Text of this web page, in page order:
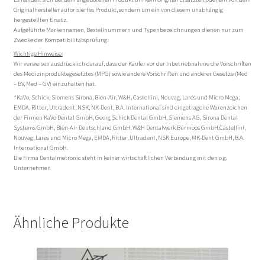
Originalhersteller autorisiertes Produkt, sondern um ein von diesem unabhängig
hergestellten Ersatz.
Aufgeführte Markennamen, Bestellnummern und Typenbezeichnungen dienen nur zum
Zwecke der Kompatibilitätsprüfung.
Wichtige Hinweise:
Wir verweisen ausdrücklich darauf, dass der Käufer vor der Inbetriebnahme die Vorschriften
des Medizinproduktegesetztes (MPG) sowie andere Vorschriften und anderer Gesetze (Med
– BV, Med – GV) einzuhalten hat.
*KaVo, Schick, Siemens Sirona, Bien-Air, W&H, Castellini, Nouvag, Lares und Micro Mega,
EMDA, Ritter, Ultradent, NSK, NK-Dent, B.A. International sind eingetragene Warenzeichen
der Firmen KaVo Dental GmbH, Georg Schick Dental GmbH, Siemens AG, Sirona Dental
Systems GmbH, Bien-Air Deutschland GmbH, W&H Dentalwerk Bürmoos GmbH.Castellini,
Nouvag, Lares und Micro Mega, EMDA, Ritter, Ultradent, NSK Europe, MK-Dent GmbH, B.A.
International GmbH.
Die Firma Dentalmetronic steht in keiner wirtschaftlichen Verbindung mit den o.g.
Unternehmen
Ähnliche Produkte